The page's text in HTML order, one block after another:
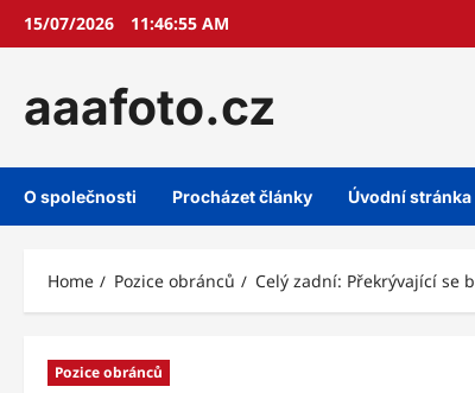
Skip15/07/2026 11:46:56 AM
aaafoto.cz
O společnosti Procházet články Úvodní stránka
Home Pozice obránců Celý zadní: Překrývající se
Pozice obránců